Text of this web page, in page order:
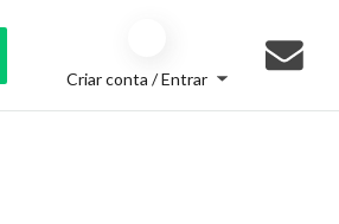
Criar conta / Entrar